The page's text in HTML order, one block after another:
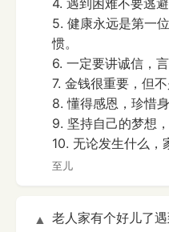
4. 遇到困难不要逃
5. 健康永远是第一
惯。
6. 一定要讲诚信，
7. 金钱很重要，但不
8. 懂得感恩，珍惜
9. 坚持自己的梦想
10. 无论发生什么，
至儿
▲
老人家有个好儿了